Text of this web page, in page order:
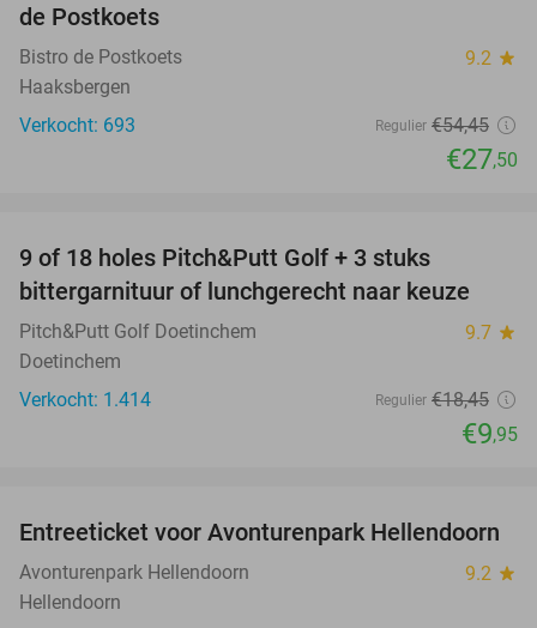
de Postkoets
Bistro de Postkoets 9.2 star
Haaksbergen
Verkocht: 693
Regulier €54,45
€27,50
9 of 18 holes Pitch&Putt Golf + 3 stuks
bittergarnituur of lunchgerecht naar keuze
Pitch&Putt Golf Doetinchem 9.7 star
Doetinchem
Verkocht: 1.414
Regulier €18,45
€9,95
41%
Entreeticket voor Avonturenpark Hellendoorn
Avonturenpark Hellendoorn 9.2 star
Hellendoorn